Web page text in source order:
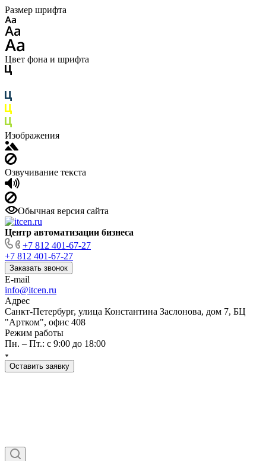
Размер шрифта
Цвет фона и шрифта
Изображения
Озвучивание текста
Обычная версия сайта
Центр автоматизации бизнеса
+7 812 401-67-27
+7 812 401-67-27
Заказать звонок
E-mail
info@itcen.ru
Адрес
Санкт-Петербург, улица Константина Заслонова, дом 7, БЦ
"Артком", офис 408
Режим работы
Пн. – Пт.: с 9:00 до 18:00
Оставить заявку